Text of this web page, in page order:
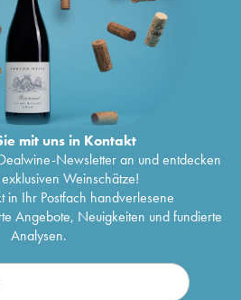
mit uns in Kontakt
Newsletter an und entdecken
Weinschätze!
in Ihr Postfach handverlesene
Angebote, Neuigkeiten und fundierte
Analysen.